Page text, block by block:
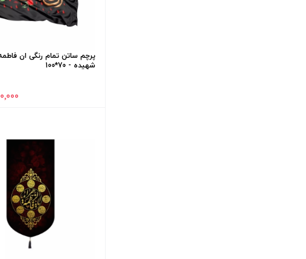
پرچم ساتن تمام رنگی ان
شهیده - 70*100